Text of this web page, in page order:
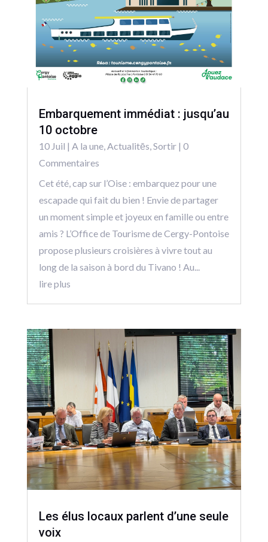
Embarquement immédiat : jusqu’au
10 octobre
10 Juil | A la une,Actualitēs,Sortir| 0
Commentaires
Cet été, cap sur l’Oise : embarquez pour une
escapade qui fait du bien ! Envie de partager
un moment simple et joyeux en famille ou entre
amis ? L’Office de Tourisme de Cergy-Pontoise
propose plusieurs croisières à vivre tout au
long de la saison à bord du Tivano ! Au...
lire plus
Les élus locaux parlent d’une seule
voix